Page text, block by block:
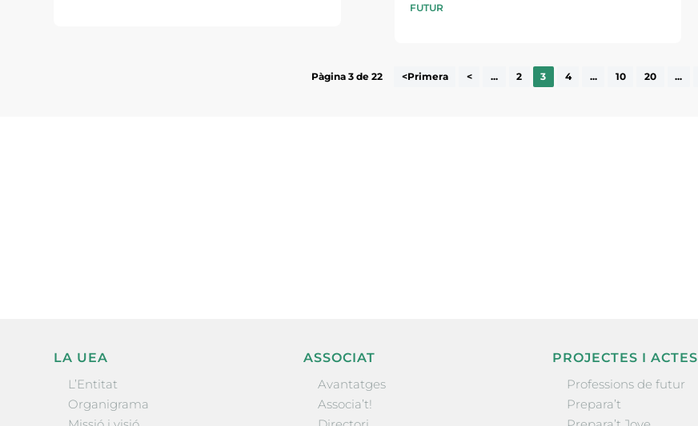
FUTUR
Pàgina 3 de 22 <Primera < ... 2 3 4 ... 10 20 ...
LA UEA
L’Entitat
Organigrama
ASSOCIAT
Avantatges
Associa’t!
PROJECTES I ACTES
Professions de futur
Prepara’t